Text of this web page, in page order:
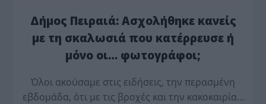
Δήμος Πειραιά: Ασχολήθηκε κανείς
με τη σκαλωσιά που κατέρρευσε ή
μόνο οι… φωτογράφοι;
Όλοι ακούσαμε στις ειδήσεις, την περασμένη
εβδομάδα, ότι με τις βροχές και την κακοκαιρία…